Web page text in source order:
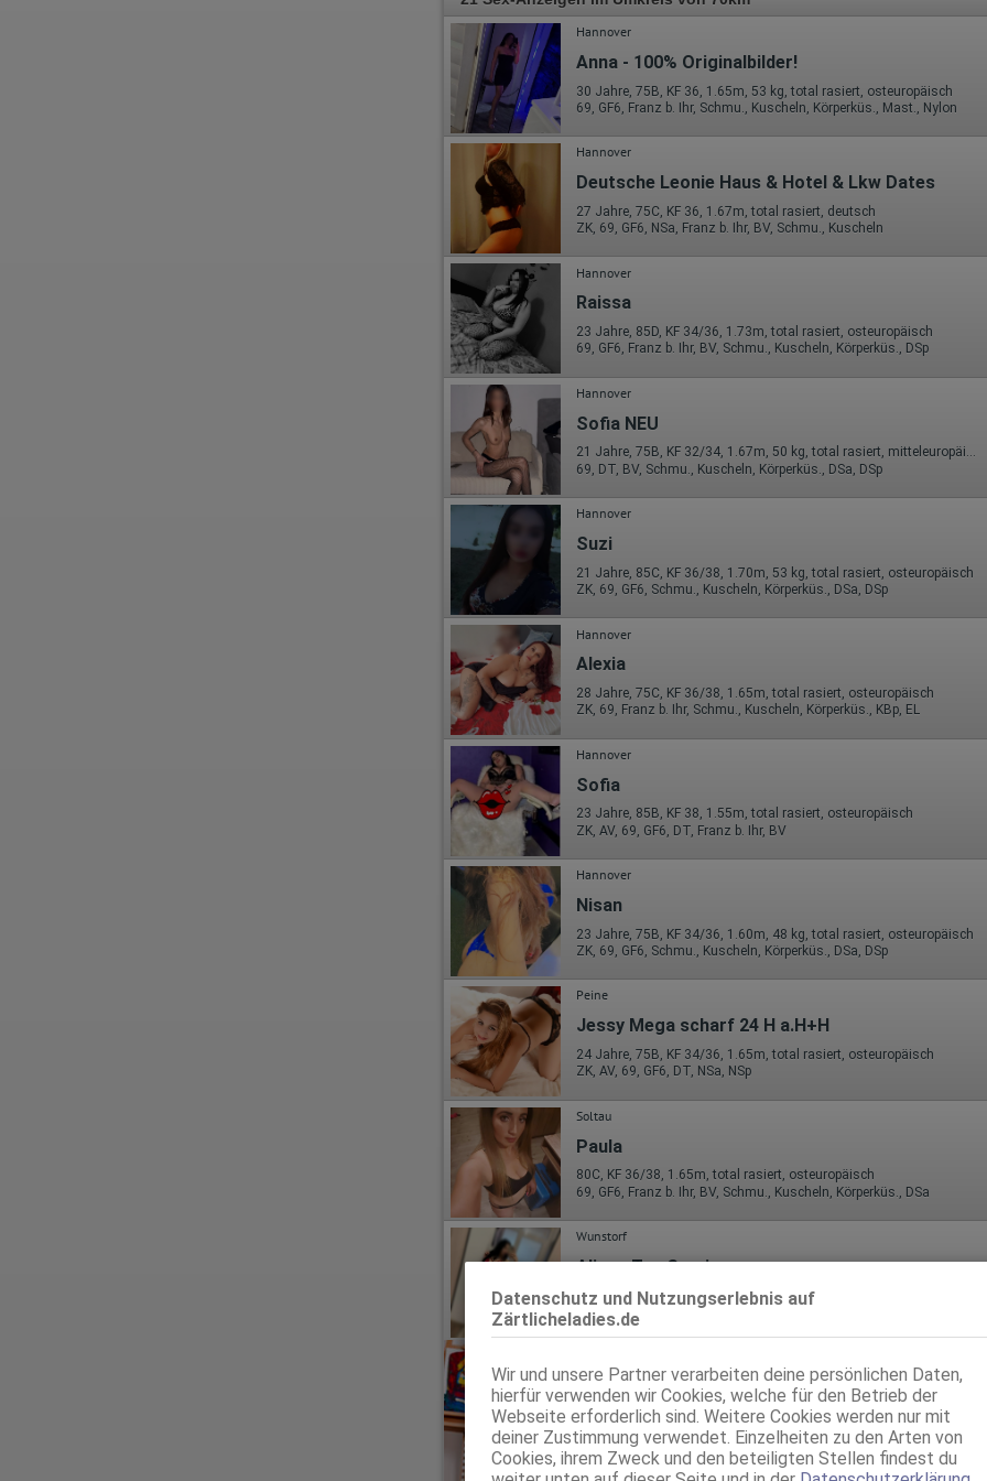
Datenschutz und Nutzungserlebnis auf
Zärtlicheladies.de
Wir und unsere Partner verarbeiten deine persönlichen Daten,
hierfür verwenden wir Cookies, welche für den Betrieb der
Webseite erforderlich sind. Weitere Cookies werden nur mit
deiner Zustimmung verwendet. Einzelheiten zu den Arten von
Cookies, ihrem Zweck und den beteiligten Stellen findest du
Hannover
Anna - 100% Originalbilder!
30 Jahre, 75B, KF 36, 1.65m, 53 kg, total rasiert, osteuropäisch
69, GF6, Franz b. Ihr, Schmu., Kuscheln, Körperküs., Mast., Nylon
Hannover
Deutsche Leonie Haus & Hotel & Lkw Dates
27 Jahre, 75C, KF 36, 1.67m, total rasiert, deutsch
ZK, 69, GF6, NSa, Franz b. Ihr, BV, Schmu., Kuscheln
Hannover
Raissa
23 Jahre, 85D, KF 34/36, 1.73m, total rasiert, osteuropäisch
69, GF6, Franz b. Ihr, BV, Schmu., Kuscheln, Körperküs., DSp
Hannover
Sofia NEU
21 Jahre, 75B, KF 32/34, 1.67m, 50 kg, total rasiert, mitteleuropäisch
69, DT, BV, Schmu., Kuscheln, Körperküs., DSa, DSp
Hannover
Suzi
21 Jahre, 85C, KF 36/38, 1.70m, 53 kg, total rasiert, osteuropäisch
ZK, 69, GF6, Schmu., Kuscheln, Körperküs., DSa, DSp
Hannover
Alexia
28 Jahre, 75C, KF 36/38, 1.65m, total rasiert, osteuropäisch
ZK, 69, Franz b. Ihr, Schmu., Kuscheln, Körperküs., KBp, EL
Hannover
Sofia
23 Jahre, 85B, KF 38, 1.55m, total rasiert, osteuropäisch
ZK, AV, 69, GF6, DT, Franz b. Ihr, BV
Hannover
Nisan
23 Jahre, 75B, KF 34/36, 1.60m, 48 kg, total rasiert, osteuropäisch
ZK, 69, GF6, Schmu., Kuscheln, Körperküs., DSa, DSp
Peine
Jessy Mega scharf 24 H a.H+H
24 Jahre, 75B, KF 34/36, 1.65m, total rasiert, osteuropäisch
ZK, AV, 69, GF6, DT, NSa, NSp
Soltau
Paula
80C, KF 36/38, 1.65m, total rasiert, osteuropäisch
69, GF6, Franz b. Ihr, BV, Schmu., Kuscheln, Körperküs., DSa
Wunstorf
Alissa Top Service
25 Jahre, 95D, KF 34/36, 1.60m, total rasiert, osteuropäisch
AV, 69, GF6, DT, NSa, Franz b. Ihr, BV